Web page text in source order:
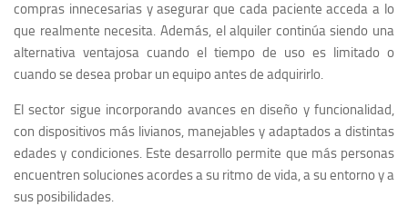
compras innecesarias y asegurar que cada paciente acceda a lo
que realmente necesita. Además, el alquiler continúa siendo una
alternativa ventajosa cuando el tiempo de uso es limitado o
cuando se desea probar un equipo antes de adquirirlo.
El sector sigue incorporando avances en diseño y funcionalidad,
con dispositivos más livianos, manejables y adaptados a distintas
edades y condiciones. Este desarrollo permite que más personas
encuentren soluciones acordes a su ritmo de vida, a su entorno y a
sus posibilidades.